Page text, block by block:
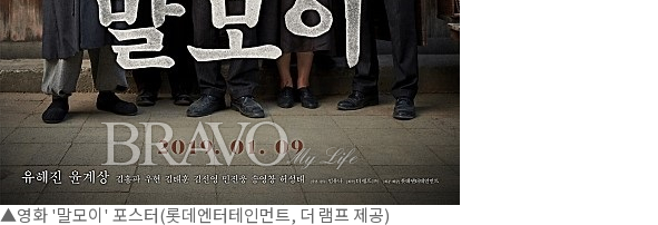
▲영화 '말모이' 포스터(롯데엔터테인먼트, 더 램프 제공)